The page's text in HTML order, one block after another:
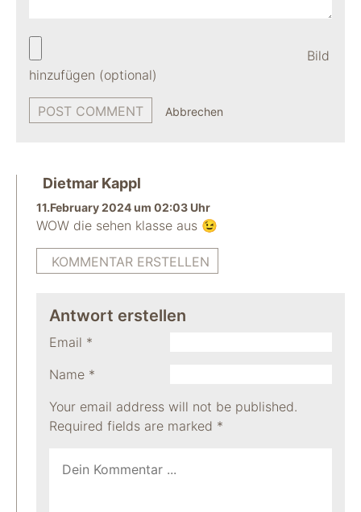
Bild
hinzufügen (optional)
Abbrechen
Dietmar Kappl
11.February 2024 um 02:03 Uhr
WOW die sehen klasse aus 😉
KOMMENTAR ERSTELLEN
Antwort erstellen
Your email address will not be published.
Required fields are marked *
Name *
Email *